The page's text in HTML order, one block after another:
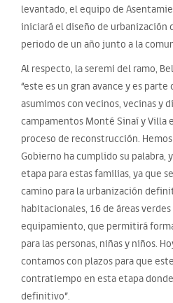
levantado, el equipo de
iniciará el diseño de urbanización
periodo de un año junto a la
Al respecto, la seremi del ramo,
“este es un gran avance y es
asumimos con vecinos, vecinas y
campamentos Monté Sinaí y Villa
proceso de reconstrucción.
Gobierno ha cumplido su palabra,
etapa para estas familias, ya que
camino para la urbanización
habitacionales, 16 de áreas verdes
equipamiento, que permitirá
para las personas, niñas y niños.
contamos con plazos para que
contratiempo en esta etapa
definitivo”.